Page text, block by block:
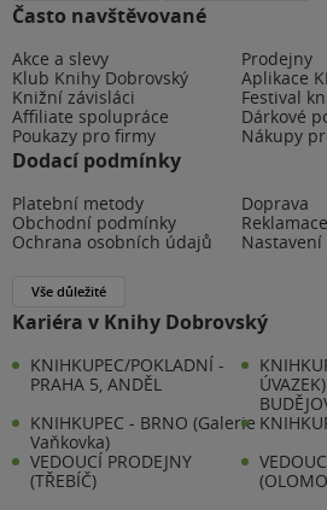
Často navštěvované
Akce a slevy
Prodejny
Klub Knihy Dobrovský
Aplikace
Knižní závisláci
Festival
Affiliate spolupráce
Dárkové
Poukazy pro firmy
Nákupy
Dodací podmínky
Platební metody
Doprava
Obchodní podmínky
Ochrana osobních údajů
Nastavení
Vše důležité
Kariéra v Knihy Dobrovský
KNIHKUPEC/POKLADNÍ -
PRAHA 5, ANDĚL
KNIHKUPEC - BRNO (Galerie
Vaňkovka)
VEDOUCÍ PRODEJNY
(TŘEBÍČ)